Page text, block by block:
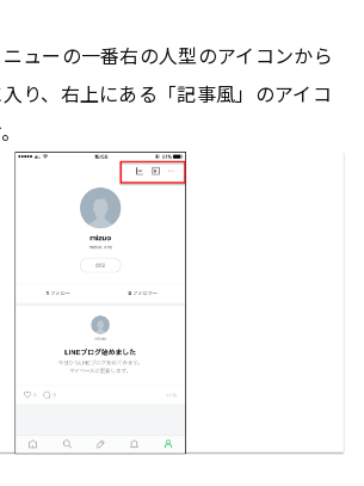
ューの一番右の人型のアイコンから
り、右上にある「記事風」のアイコ